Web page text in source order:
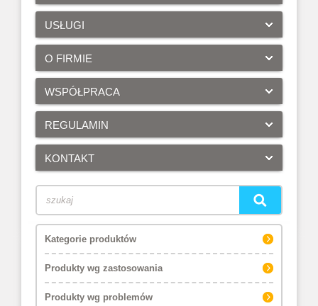
USŁUGI
O FIRMIE
WSPÓŁPRACA
REGULAMIN
KONTAKT
Kategorie produktów
Produkty wg zastosowania
Produkty wg problemów